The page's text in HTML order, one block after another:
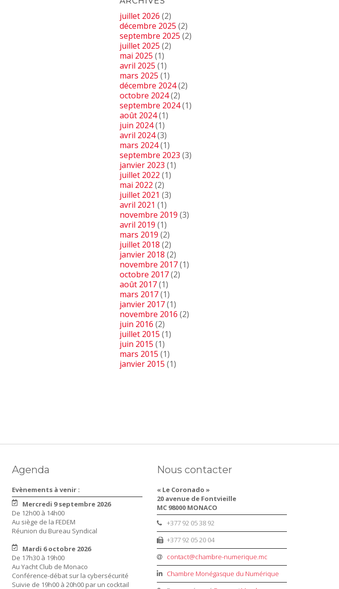
juillet 2026 (2)
décembre 2025 (2)
septembre 2025 (2)
juillet 2025 (2)
mai 2025 (1)
avril 2025 (1)
mars 2025 (1)
décembre 2024(2)
octobre 2024(2)
septembre 2024(1)
août 2024(1)
juin 2024(1)
avril 2024(3)
mars 2024(1)
septembre 2023 (3)
janvier 2023 (1)
juillet 2022 (1)
mai 2022 (2)
juillet 2021 (3)
avril 2021 (1)
novembre 2019 (3)
avril 2019 (1)
mars 2019 (2)
juillet 2018 (2)
janvier 2018 (2)
novembre 2017(1)
octobre 2017(2)
août 2017(1)
mars 2017(1)
janvier 2017(1)
novembre 2016 (2)
juin 2016 (2)
juillet 2015 (1)
juin 2015 (1)
mars 2015 (1)
janvier 2015 (1)
Agenda
Evènements à venir :
Mercredi 9 septembre 2026
De 12h00 à 14h00
Au siège de la FEDEM
Réunion du Bureau Syndical
Mardi 6 octobre 2026
De 17h30 à 19h00
Au Yacht Club de Monaco
Conférence-débat sur la cybersécurité
Suivie de 19h00 à 20h00 par un cocktail
Nous contacter
« Le Coronado »
20 avenue de Fontvieille
MC 98000 MONACO
+377 92 05 38 92
+377 92 05 20 04
contact@chambre-numerique.mc
Chambre Monégasque du Numérique